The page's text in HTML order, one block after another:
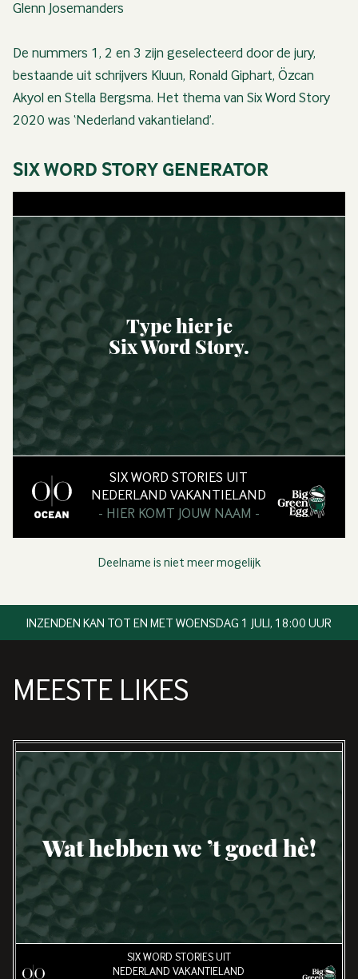
Glenn Josemanders
De nummers 1, 2 en 3 zijn geselecteerd door de jury,
bestaande uit schrijvers Kluun, Ronald Giphart, Özcan
Akyol en Stella Bergsma. Het thema van Six Word Story
2020 was ‘Nederland vakantieland’.
SIX WORD STORY GENERATOR
Type hier je
Six Word Story.
SIX WORD STORIES UIT
NEDERLAND VAKANTIELAND
- HIER KOMT JOUW NAAM -
Deelname is niet meer mogelijk
INZENDEN KAN TOT EN MET WOENSDAG 1 JULI, 18:00 UUR
MEESTE LIKES
Wat hebben we ’t goed hè!
SIX WORD STORIES UIT
NEDERLAND VAKANTIELAND